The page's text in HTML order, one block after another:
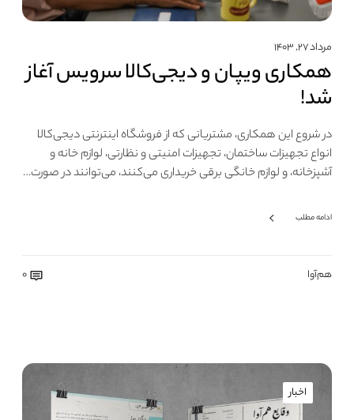
مرداد ۲۷, ۱۴۰۳
همکاری ویپان و دیجی‌کالا سرویس آغاز
شد!
در شروع این همکاری، مشتریانی که از فروشگاه اینترنتی دیجی‌کالا
انواع تجهیزات ساختمان، تجهیزات امنیتی و نظارتی، لوازم خانه و
آشپزخانه، و لوازم خانگی برقی خریداری می‌کنند، می‌توانند در صورت…
ادامه مطلب
هم‌آوا 0
اخبار